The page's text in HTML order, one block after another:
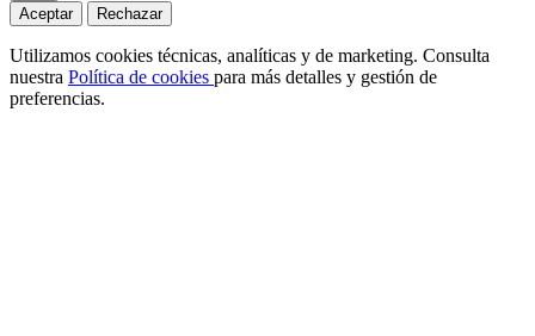
Aceptar
Rechazar
Utilizamos cookies técnicas, analíticas y de marketing. Consulta
nuestra Política de cookies para más detalles y gestión de
preferencias.